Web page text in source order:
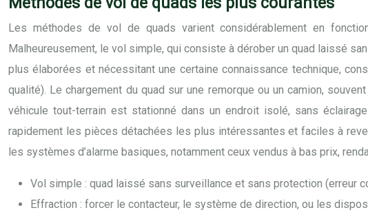
Les méthodes de vol de quads varient considérablement en
Malheureusement, le vol simple, qui consiste à dérober un quad laissé
plus élaborées et nécessitant une certaine connaissance technique,
qualité). Le chargement du quad sur une remorque ou un camion,
véhicule tout-terrain est stationné dans un endroit isolé, sans
rapidement les pièces détachées les plus intéressantes et faciles à
les systèmes d’alarme basiques, notamment ceux vendus à bas prix,
Vol simple : quad laissé sans surveillance et sans protection (erreur
Effraction : forcer le contacteur, le système de direction, ou les